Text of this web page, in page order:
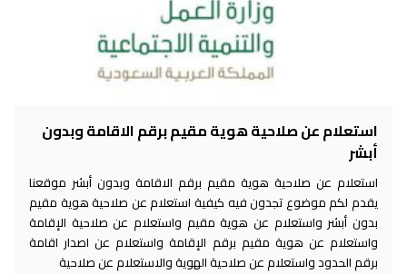
استعلام عن صلاحية هوية مقيم برقم الاقامة وبدون
أبشر
استعلام عن صلاحية هوية مقيم برقم الاقامة وبدون أبشر موقعنا
يقدم لكم موضوع تجدون فيه كيفية استعلام عن صلاحية هوية مقيم
بدون أبشر واستعلام عن هوية مقيم واستعلام عن صلاحية الإقامة
واستعلام عن هوية مقيم برقم الإقامة واستعلام عن اصدار اقامة
برقم الحدود واستعلام عن صلاحية الهوية والاستعلام عن صلاحية